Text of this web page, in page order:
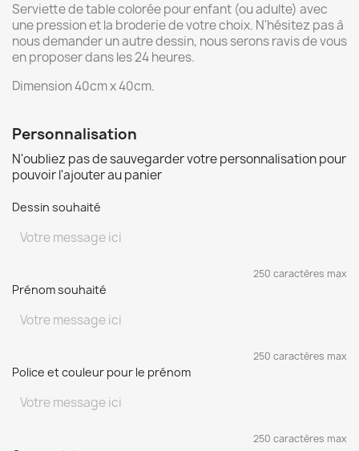
Serviette de table colorée pour enfant (ou adulte) avec
une pression et la broderie de votre choix. N'hésitez pas à
nous demander un autre dessin, nous serons ravis de vous
en proposer dans les 24 heures.
Dimension 40cm x 40cm.
Personnalisation
N'oubliez pas de sauvegarder votre personnalisation pour
pouvoir l'ajouter au panier
Dessin souhaité
250 caractères max
Prénom souhaité
250 caractères max
Police et couleur pour le prénom
250 caractères max